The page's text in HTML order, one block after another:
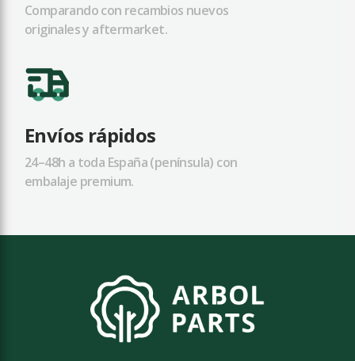
Comparando con recambios nuevos
originales y aftermarket.
Envíos rápidos
24–48h a toda España (península) con
embalaje premium.